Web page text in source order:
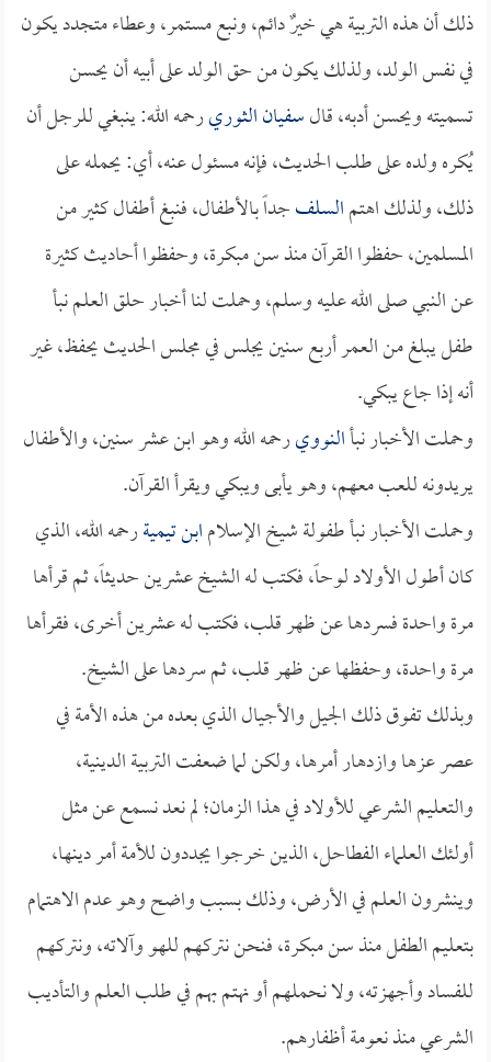
ذلك أن هذه التربية هي خيرٌ دائم، ونبع مستمر، وعطاء متجدد يكون
في نفس الولد، ولذلك يكون من حق الولد على أبيه أن يحسن
تسميته ويحسن أدبه، قالسفيان الثوريرحمه الله: ينبغي للرجل أن
يُكره ولده على طلب الحديث، فإنه مسئول عنه، أي: يحمله على
ذلك، ولذلك اهتمالسلفجداً بالأطفال، فنبغ أطفال كثير من
المسلمين، حفظوا القرآن منذ سن مبكرة، وحفظوا أحاديث كثيرة
عن النبي صلى الله عليه وسلم، وحملت لنا أخبار حلق العلم نبأ
طفل يبلغ من العمر أربع سنين يجلس في مجلس الحديث يحفظ، غير
أنه إذا جاع يبكي.
وحملت الأخبار نبأالنوويرحمه الله وهو ابن عشر سنين، والأطفال
يريدونه للعب معهم، وهو يأبى ويبكي ويقرأ القرآن.
وحملت الأخبار نبأ طفولة شيخ الإسلامابن تيميةرحمه الله، الذي
كان أطول الأولاد لوحاً، فكتب له الشيخ عشرين حديثاً، ثم قرأها
مرة واحدة فسردها عن ظهر قلب، فكتب له عشرين أخرى، فقرأها
مرة واحدة، وحفظها عن ظهر قلب، ثم سردها على الشيخ.
وبذلك تفوق ذلك الجيل والأجيال الذي بعده من هذه الأمة في
عصر عزها وازدهار أمرها، ولكن لما ضعفت التربية الدينية،
والتعليم الشرعي للأولاد في هذا الزمان؛ لم نعد نسمع عن مثل
أولئك العلماء الفطاحل، الذين خرجوا يجددون للأمة أمر دينها،
وينشرون العلم في الأرض، وذلك بسبب واضح وهو عدم الاهتمام
بتعليم الطفل منذ سن مبكرة، فنحن نتركهم للهو وآلاته، ونتركهم
للفساد وأجهزته، ولا نحملهم أو نهتم بهم في طلب العلم والتأديب
الشرعي منذ نعومة أظفارهم.